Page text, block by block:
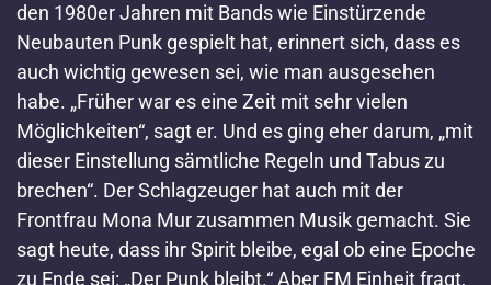
den 1980er Jahren mit Bands wie Einstürzende
Neubauten Punk gespielt hat, erinnert sich, dass es
auch wichtig gewesen sei, wie man ausgesehen
habe. „Früher war es eine Zeit mit sehr vielen
Möglichkeiten“, sagt er. Und es ging eher darum, „mit
dieser Einstellung sämtliche Regeln und Tabus zu
brechen“. Der Schlagzeuger hat auch mit der
Frontfrau Mona Mur zusammen Musik gemacht. Sie
sagt heute, dass ihr Spirit bleibe, egal ob eine Epoche
zu Ende sei: „Der Punk bleibt.“ Aber FM Einheit fragt,